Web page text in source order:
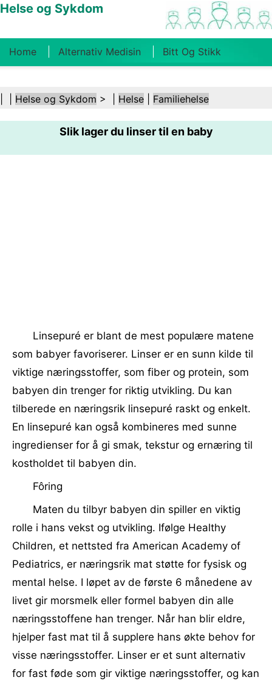
Helse og Sykdom
Home Alternativ Medisin Bitt Og Stikk
Kosthold Og Ernæring Familiehelse
Helsebransjen Psykisk Helse Folkehelse Og
Sikkerhet Kirurgi Og Prosedyrer Helse
Helse og Sykdom > | Helse Familiehelse
Slik lager du linser til en baby
Linsepuré er blant de mest populære matene
som babyer favoriserer. Linser er en sunn kilde til
viktige næringsstoffer, som fiber og protein, som
babyen din trenger for riktig utvikling. Du kan
tilberede en næringsrik linsepuré raskt og enkelt.
En linsepuré kan også kombineres med sunne
ingredienser for å gi smak, tekstur og ernæring til
kostholdet til babyen din.
Fôring
Maten du tilbyr babyen din spiller en viktig
rolle i hans vekst og utvikling. Ifølge Healthy
Children, et nettsted fra American Academy of
Pediatrics, er næringsrik mat støtte for fysisk og
mental helse. I løpet av de første 6 månedene av
livet gir morsmelk eller formel babyen din alle
næringsstoffene han trenger. Når han blir eldre,
hjelper fast mat til å supplere hans økte behov for
visse næringsstoffer. Linser er et sunt alternativ
for fast føde som gir viktige næringsstoffer, og kan